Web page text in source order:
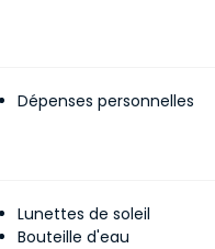
Dépenses personnelles
Lunettes de soleil
Bouteille d'eau